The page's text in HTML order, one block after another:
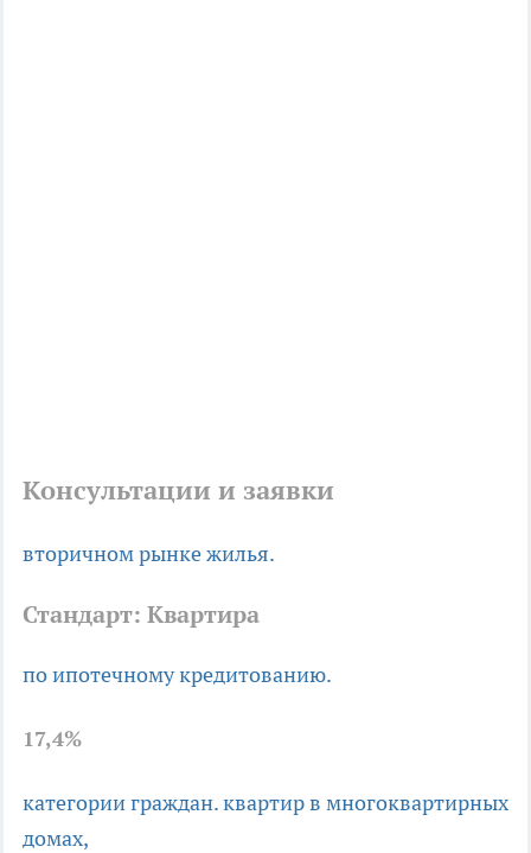
Консультации и заявки
вторичном рынке жилья.
Стандарт: Квартира
по ипотечному кредитованию.
17,4%
категории граждан.квартир в многоквартирных
домах,